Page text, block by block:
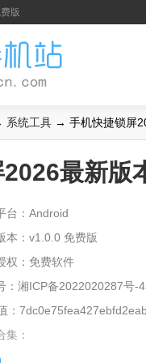
版
系统工具 → 手机快捷锁屏
最新版
台：Android
本：v1.0.0 免费版
权：免费软件
： 湘ICP备2022020287号-
：
集：